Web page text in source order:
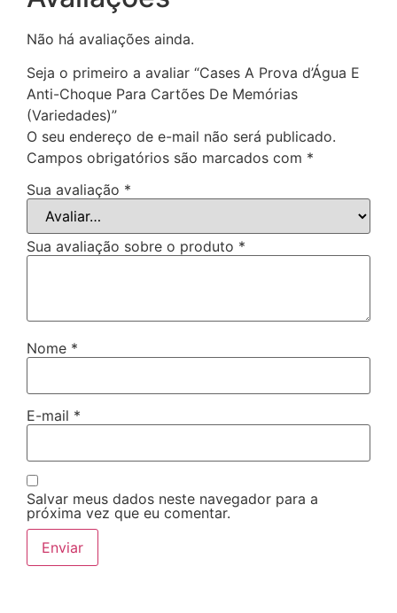
Não há avaliações ainda.
Seja o primeiro a avaliar “Cases A Prova d’Água E
Anti-Choque Para Cartões De Memórias
(Variedades)”
O seu endereço de e-mail não será publicado.
Campos obrigatórios são marcados com *
Sua avaliação *
Sua avaliação sobre o produto *
Nome *
E-mail *
Salvar meus dados neste navegador para a
próxima vez que eu comentar.